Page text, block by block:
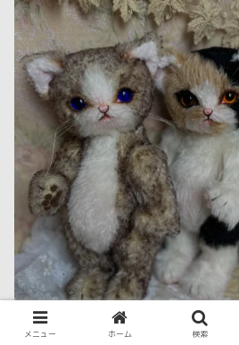
メニュー ホーム 検索